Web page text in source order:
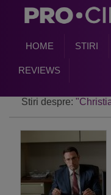
HOME STIRI
REVIEWS
Stiri despre: